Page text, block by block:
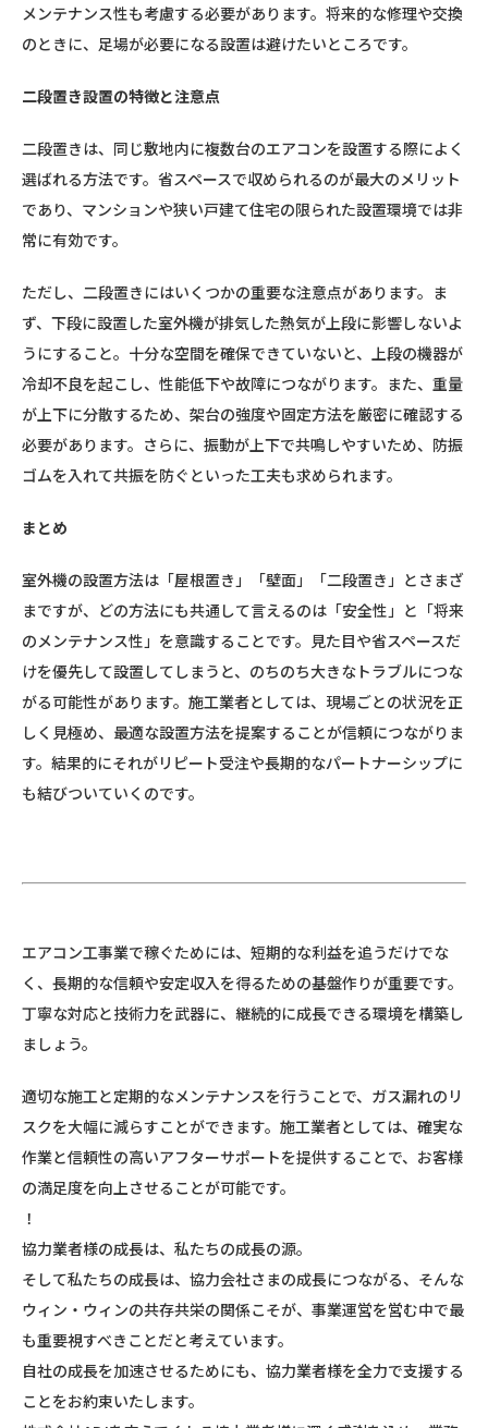
メンテナンス性も考慮する必要があります。将来的な修理や交換
のときに、足場が必要になる設置は避けたいところです。
二段置き設置の特徴と注意点
二段置きは、同じ敷地内に複数台のエアコンを設置する際によく
選ばれる方法です。省スペースで収められるのが最大のメリット
であり、マンションや狭い戸建て住宅の限られた設置環境では非
常に有効です。
ただし、二段置きにはいくつかの重要な注意点があります。ま
ず、下段に設置した室外機が排気した熱気が上段に影響しないよ
うにすること。十分な空間を確保できていないと、上段の機器が
冷却不良を起こし、性能低下や故障につながります。また、重量
が上下に分散するため、架台の強度や固定方法を厳密に確認する
必要があります。さらに、振動が上下で共鳴しやすいため、防振
ゴムを入れて共振を防ぐといった工夫も求められます。
まとめ
室外機の設置方法は「屋根置き」「壁面」「二段置き」とさまざ
まですが、どの方法にも共通して言えるのは「安全性」と「将来
のメンテナンス性」を意識することです。見た目や省スペースだ
けを優先して設置してしまうと、のちのち大きなトラブルにつな
がる可能性があります。施工業者としては、現場ごとの状況を正
しく見極め、最適な設置方法を提案することが信頼につながりま
す。結果的にそれがリピート受注や長期的なパートナーシップに
も結びついていくのです。
エアコン工事業で稼ぐためには、短期的な利益を追うだけでな
く、長期的な信頼や安定収入を得るための基盤作りが重要です。
丁寧な対応と技術力を武器に、継続的に成長できる環境を構築し
ましょう。
適切な施工と定期的なメンテナンスを行うことで、ガス漏れのリ
スクを大幅に減らすことができます。施工業者としては、確実な
作業と信頼性の高いアフターサポートを提供することで、お客様
の満足度を向上させることが可能です。
！
協力業者様の成長は、私たちの成長の源。
そして私たちの成長は、協力会社さまの成長につながる、そんな
ウィン・ウィンの共存共栄の関係こそが、事業運営を営む中で最
も重要視すべきことだと考えています。
自社の成長を加速させるためにも、協力業者様を全力で支援する
ことをお約束いたします。